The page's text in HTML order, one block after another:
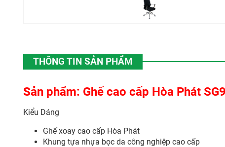
THÔNG TIN SẢN PHẨM
Sản phẩm: Ghế cao cấp Hòa Phát
Kiểu Dáng
Ghế xoay cao cấp Hòa Phát
Khung tựa nhựa bọc da công nghiệp cao cấp